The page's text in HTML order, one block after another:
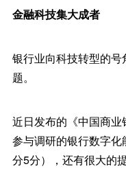
金融科技集大成者
银行业向科技转型的
题。
近日发布的《中国商业
参与调研的银行数字
分5分），还有很大的